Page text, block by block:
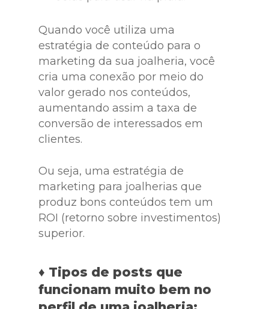
Quando você utiliza uma
estratégia de conteúdo para o
marketing da sua joalheria, você
cria uma conexão por meio do
valor gerado nos conteúdos,
aumentando assim a taxa de
conversão de interessados em
clientes.
Ou seja, uma estratégia de
marketing para joalherias que
produz bons conteúdos tem um
ROI (retorno sobre investimentos)
superior.
♦ Tipos de posts que
funcionam muito bem no